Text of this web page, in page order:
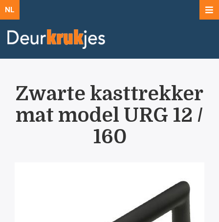
NL
Zwarte kasttrekker
mat model URG 12 /
160